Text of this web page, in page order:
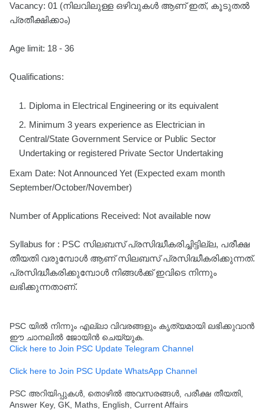
Vacancy: 01 (നിലവിലുള്ള ഒഴിവുകൾ ആണ് ഇത്, കൂടുതൽ
പ്രതീക്ഷിക്കാം)
Age limit: 18 - 36
Qualifications:
Diploma in Electrical Engineering or its equivalent
Minimum 3 years experience as Electrician in
Central/State Government Service or Public Sector
Undertaking or registered Private Sector Undertaking
Exam Date: Not Announced Yet (Expected exam month
September/October/November)
Number of Applications Received: Not available now
Syllabus for : PSC സിലബസ് പ്രസിദ്ധീകരിച്ചിട്ടില്ല, പരീക്ഷ
തീയതി വരുമ്പോൾ ആണ് സിലബസ് പ്രസിദ്ധീകരിക്കുന്നത്.
പ്രസിദ്ധീകരിക്കുമ്പോൾ നിങ്ങൾക്ക് ഇവിടെ നിന്നും
ലഭിക്കുന്നതാണ്.
PSC യിൽ നിന്നും എല്ലാ വിവരങ്ങളും കൃത്യമായി ലഭിക്കുവാൻ
ഈ ചാനലിൽ ജോയിൻ ചെയ്യുക.
Click here to Join PSC Update Telegram Channel
Click here to Join PSC Update WhatsApp Channel
PSC അറിയിപ്പുകൾ, തൊഴിൽ അവസരങ്ങൾ, പരീക്ഷ തീയതി,
Answer Key, GK, Maths, English, Current Affairs